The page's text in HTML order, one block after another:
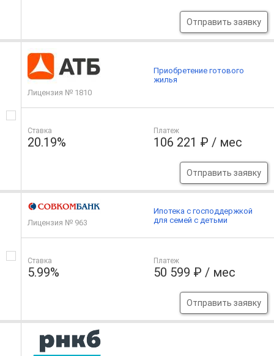
Отправить заявку
Лицензия № 1810
Ставка
20.19%
Платеж
106 221 ₽ / мес
Отправить заявку
Приобретение готового
жилья
Лицензия № 963
Ставка
5.99%
Платеж
50 599 ₽ / мес
Отправить заявку
Ипотека с господдержкой
для семей с детьми